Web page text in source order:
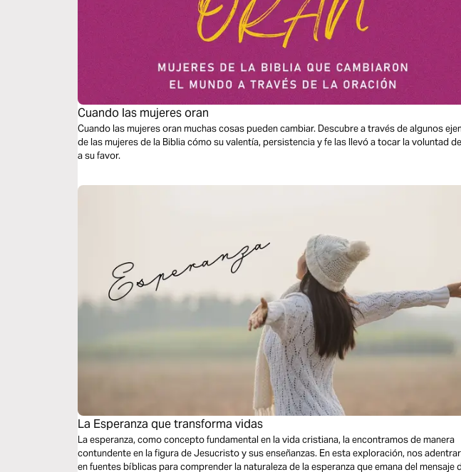
Cuando las mujeres oran
Cuando las mujeres oran muchas cosas pueden cambiar. Descubre a través de algunos
de las mujeres de la Biblia cómo su valentía, persistencia y fe las llevó a tocar la voluntad
a su favor.
La Esperanza que transforma vidas
La esperanza, como concepto fundamental en la vida cristiana, la encontramos de manera
contundente en la figura de Jesucristo y sus enseñanzas. En esta exploración, nos
en fuentes bíblicas para comprender la naturaleza de la esperanza que emana del mensaje